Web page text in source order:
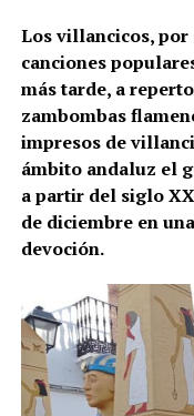
Los villancicos, por
canciones
más tarde, a
zambombas
impresos de
ámbito andaluz el
a partir del siglo
de diciembre en
devoción.